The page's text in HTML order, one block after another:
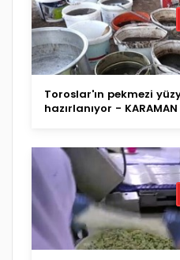
Toroslar'ın pekmezi
hazırlanıyor - KARAMAN